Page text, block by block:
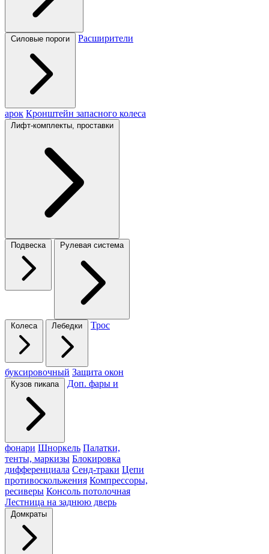
Силовые пороги Расширители
арок Кронштейн запасного колеса
Лифт-комплекты, проставки
Подвеска Рулевая система
Колеса Лебедки Трос
буксировочный Защита окон
Кузов пикапа Доп. фары и
фонари Шноркель Палатки,
тенты, маркизы Блокировка
дифференциала Сенд-траки Цепи
противоскольжения Компрессоры,
ресиверы Консоль потолочная
Лестница на заднюю дверь
Домкраты